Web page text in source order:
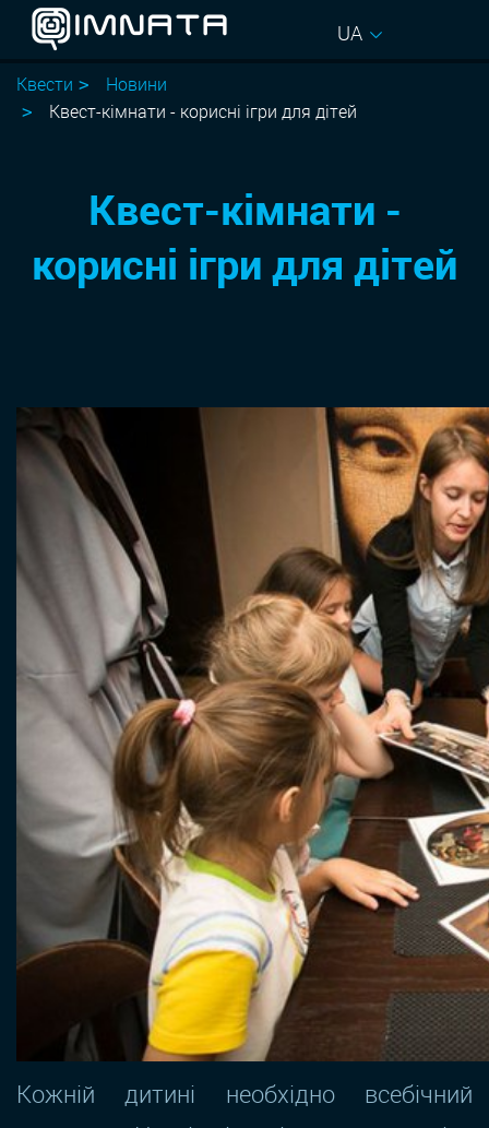
UA
Квести
Новини
Квест-кімнати - корисні ігри для дітей
Квест-кімнати -
корисні ігри для дітей
Кожній дитині необхідно всебічний